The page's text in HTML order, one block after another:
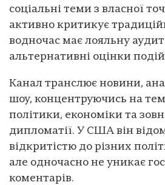
соціальні теми з власної
активно критикує
водночас має лояльну
альтернативні оцінки
Канал транслює новини,
шоу, концентруючись на
політики, економіки та
дипломатії. У США він
відкритістю до різних
але одночасно не уникає
коментарів.